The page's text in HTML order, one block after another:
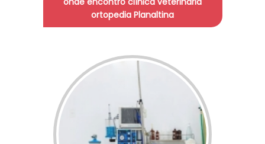
ortopedia Planaltina